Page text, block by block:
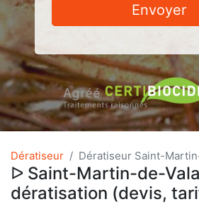
Envoyer
Dératiseur Dératiseur Saint-
ᐅ Saint-Martin-de-
dératisation (devis,